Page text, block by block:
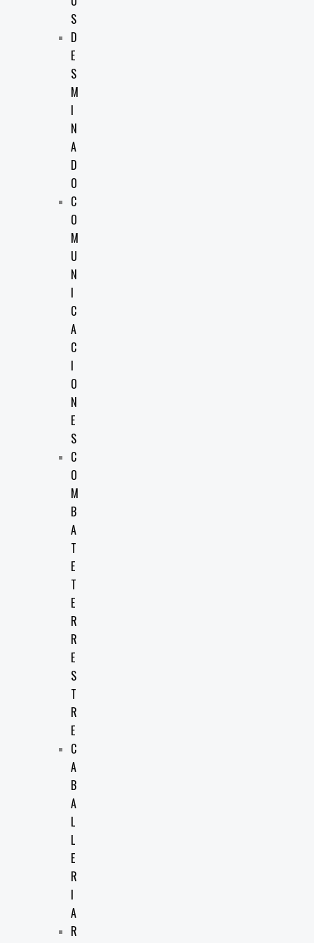
S
D
E
S
M
I
N
A
D
O
C
O
M
U
N
I
C
A
C
I
O
N
E
S
C
O
M
B
A
T
E
T
E
R
R
E
S
T
R
E
C
A
B
A
L
L
E
R
I
A
R